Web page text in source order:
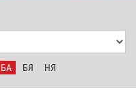
БА БЯ НЯ